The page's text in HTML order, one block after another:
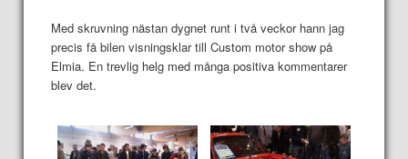
Med skruvning nästan dygnet runt i två veckor hann jag
precis få bilen visningsklar till Custom motor show på
Elmia. En trevlig helg med många positiva kommentarer
blev det.